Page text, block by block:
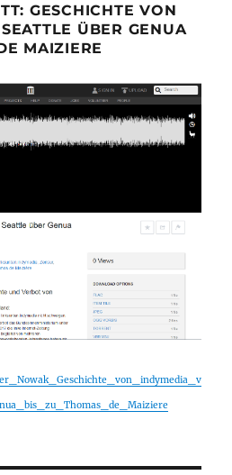
GESCHICHTE VON
ÜBER GENUA
MAIZIERE